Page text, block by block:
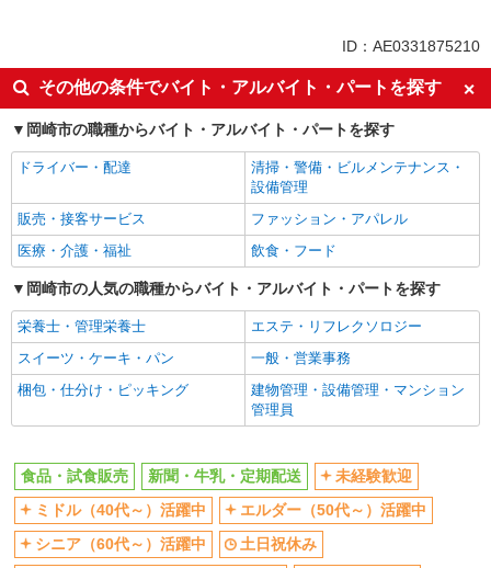
未経験歓迎
ミドル（40代～）活躍中
土日祝休み
上場企業・上場企業のグループ会
社
扶養内勤務OK
交通費支給
ID：AE0331875210
その他の条件でバイト・アルバイト・パートを探す
岡崎市の職種からバイト・アルバイト・パートを探す
ドライバー・配達
清掃・警備・ビルメンテナンス・
設備管理
販売・接客サービス
ファッション・アパレル
医療・介護・福祉
飲食・フード
岡崎市の人気の職種からバイト・アルバイト・パートを探す
栄養士・管理栄養士
エステ・リフレクソロジー
スイーツ・ケーキ・パン
一般・営業事務
梱包・仕分け・ピッキング
建物管理・設備管理・マンション
管理員
食品・試食販売 新聞・牛乳・定期配送
未経験歓迎
ミドル（40代～）活躍中
エルダー（50代～）活躍中
シニア（60代～）活躍中
土日祝休み